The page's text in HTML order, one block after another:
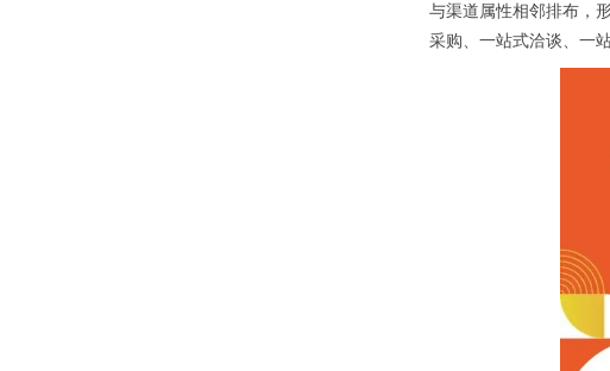
与渠道属性相邻排布，
采购、一站式洽谈、一